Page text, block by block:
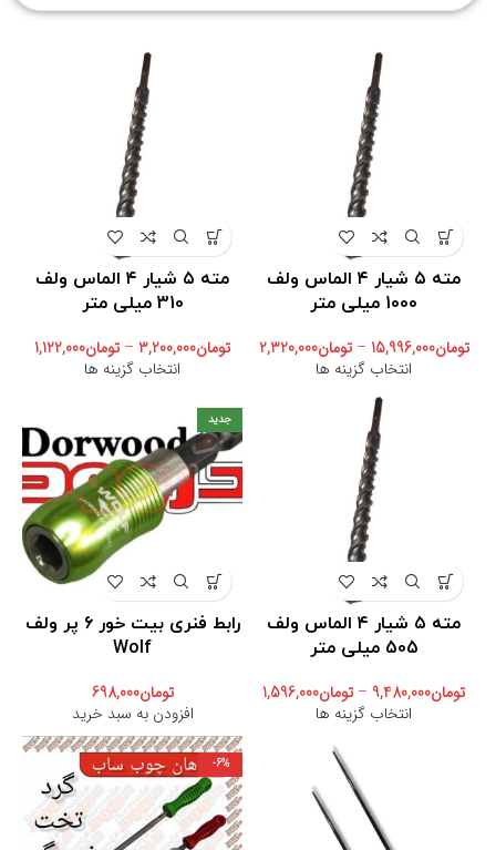
مته ۵ شیار ۴ الماس ولف
1000 میلی متر
تومان15,996,000
– تومان2,320,000
انتخاب گزینه ها
مته ۵ شیار ۴ الماس ولف
310 میلی متر
تومان3,200,000
– تومان1,122,000
انتخاب گزینه ها
مته ۵ شیار ۴ الماس ولف
505 میلی متر
تومان9,480,000
– تومان1,596,000
انتخاب گزینه ها
جدید
رابط فنری بیت خور ۶ پر ولف
Wolf
تومان698,000
افزودن به سبد خرید
-6%